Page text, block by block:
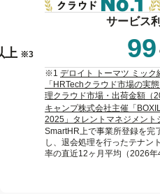
上 ※3
サービス
99
※1 デロイト トーマツ ミック
「HRTechクラウド市場の実
理クラウド市場・出荷金額（
キャンプ株式会社主催「
2025」タレントマネジメント
SmartHR上で事業所登録を完
し、退会処理を行ったテナ
率の直近12ヶ月平均（2026年